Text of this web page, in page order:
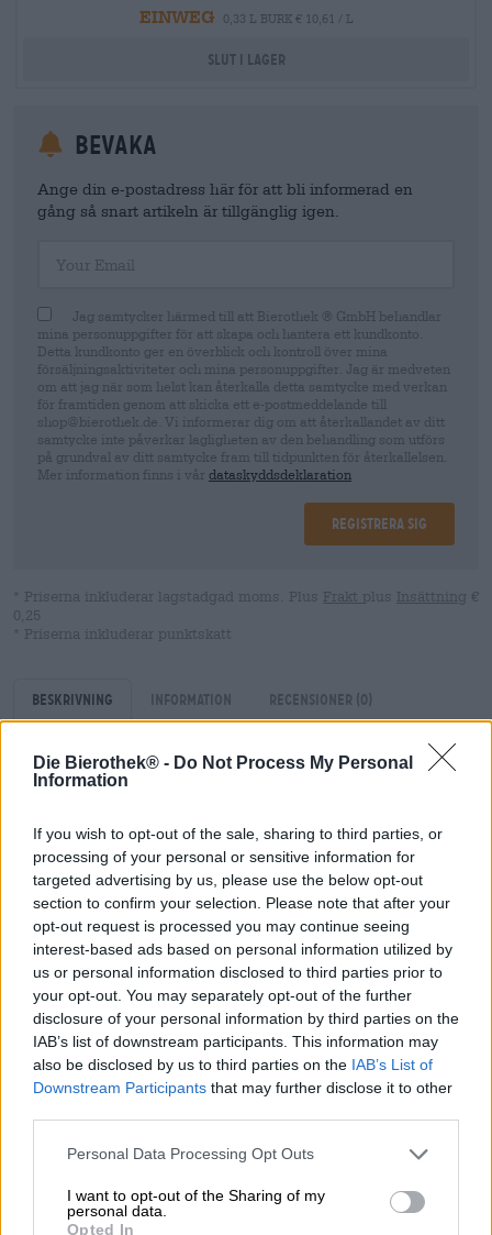
Die Bierothek® - Do Not Process My Personal
Information
If you wish to opt-out of the sale, sharing to third parties, or
processing of your personal or sensitive information for
targeted advertising by us, please use the below opt-out
section to confirm your selection. Please note that after your
opt-out request is processed you may continue seeing
interest-based ads based on personal information utilized by
us or personal information disclosed to third parties prior to
your opt-out. You may separately opt-out of the further
disclosure of your personal information by third parties on the
IAB’s list of downstream participants. This information may
also be disclosed by us to third parties on the IAB’s List of
Downstream Participants that may further disclose it to other
Personal Data Processing Opt Outs
I want to opt-out of the Sharing of my
personal data.
Opted In
EINWEG
0,33 L BURK € 10,61 / L
Slut i lager
Bevaka
Ange din e-postadress här för att bli informerad en
gång så snart artikeln är tillgänglig igen.
Jag samtycker härmed till att Bierothek ® GmbH behandlar
mina personuppgifter för att skapa och hantera ett kundkonto.
Detta kundkonto ger en överblick och kontroll över mina
försäljningsaktiviteter och mina personuppgifter. Jag är medveten
om att jag när som helst kan återkalla detta samtycke med verkan
för framtiden genom att skicka ett e-postmeddelande till
shop@bierothek.de. Vi informerar dig om att återkallandet av ditt
samtycke inte påverkar lagligheten av den behandling som utförs
på grundval av ditt samtycke fram till tidpunkten för återkallelsen.
Mer information finns i vår dataskyddsdeklaration
Registrera sig
* Priserna inkluderar lagstadgad moms. Plus Frakt plus Insättning €
0,25
* Priserna inkluderar punktskatt
Beskrivning Information Recensioner (0)
Återkommande drömmar är ett fenomen som vetenskapen
upplevelser och sinnesintryck, löser problem och ägnar
sig åt synaptogenes – och för övrigt förser den oss med
filmiska presentationer som transporterar oss till avlägsna
världar, ger oss oanade superkrafter eller kastar oss ner i
djupa dalar. Mardrömmar återkommer ofta, men det finns
också trevliga mentala upplevelser som återuppspelar sig
i våra sinnen om och om igen.
En dröm som återvänder och som också har gått i
uppfyllelse kommer från Siren Craft Brew: Deras Recurring
Dream är en fantastisk blandning av humle, malt och
kaffe som anslår en mycket mild ton trots sin voluminösa
variant av deras populära flaggskepp, Broken Dream, som
kombinerar en fjäderlätt alkoholhalt på 4,6 % med en
Recurring Dream flödar ner i glaset med färgen av